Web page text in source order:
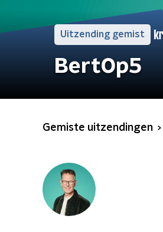
Uitzending gemist
BertOp5
Gemiste uitzendingen